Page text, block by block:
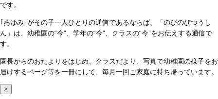
です。
｢あゆみ｣がその子一人ひとりの通信であるならば、「のびのびつうし
ん」は、幼稚園の“今”、学年の“今”、クラスの“今”をお伝えする通信で
す。
園長からのおたよりをはじめ、クラスだより、写真で幼稚園の様子をお
届けするページ等を一冊にして、毎月一回ご家庭に持ち帰っています。
×